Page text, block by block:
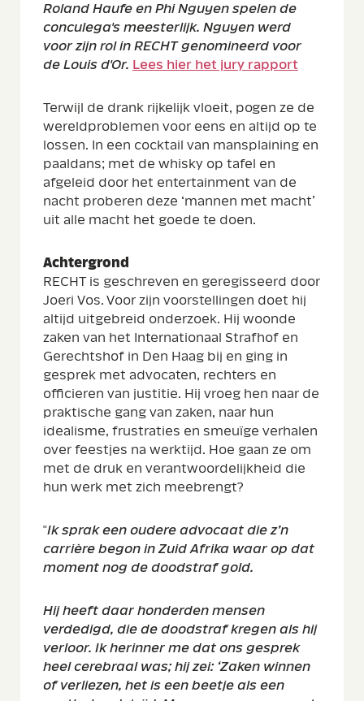
Roland Haufe en Phi Nguyen spelen de
conculega's meesterlijk. Nguyen werd
voor zijn rol in RECHT genomineerd voor
de Louis d'Or. Lees hier het jury rapport
Terwijl de drank rijkelijk vloeit, pogen ze de
wereldproblemen voor eens en altijd op te
lossen. In een cocktail van mansplaining en
paaldans; met de whisky op tafel en
afgeleid door het entertainment van de
nacht proberen deze ‘mannen met macht’
uit alle macht het goede te doen.
Achtergrond
RECHT is geschreven en geregisseerd door
Joeri Vos. Voor zijn voorstellingen doet hij
altijd uitgebreid onderzoek. Hij woonde
zaken van het Internationaal Strafhof en
Gerechtshof in Den Haag bij en ging in
gesprek met advocaten, rechters en
officieren van justitie. Hij vroeg hen naar de
praktische gang van zaken, naar hun
idealisme, frustraties en smeuïge verhalen
over feestjes na werktijd. Hoe gaan ze om
met de druk en verantwoordelijkheid die
hun werk met zich meebrengt?
"Ik sprak een oudere advocaat die z’n
carrière begon in Zuid Afrika waar op dat
moment nog de doodstraf gold.
Hij heeft daar honderden mensen
verdedigd, die de doodstraf kregen als hij
verloor. Ik herinner me dat ons gesprek
heel cerebraal was; hij zei: ‘Zaken winnen
of verliezen, het is een beetje als een